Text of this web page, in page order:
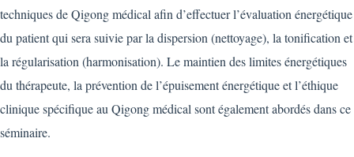
techniques de Qigong médical afin d’effectuer l’évaluation énergétique
du patient qui sera suivie par la dispersion (nettoyage), la tonification et
la régularisation (harmonisation). Le maintien des limites énergétiques
du thérapeute, la prévention de l’épuisement énergétique et l’éthique
clinique spécifique au Qigong médical sont également abordés dans ce
séminaire.